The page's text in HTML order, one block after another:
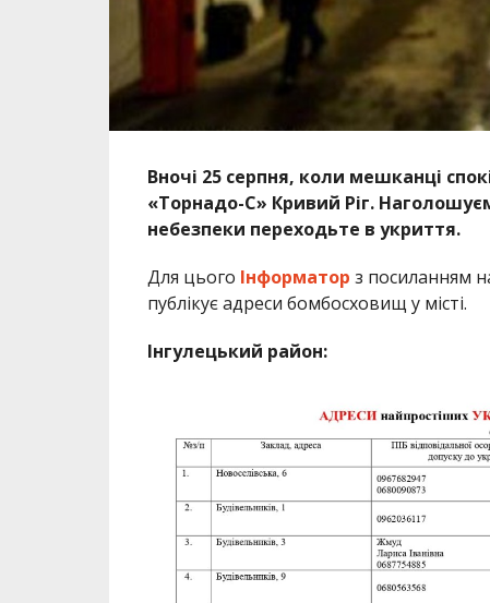
Вночі 25 серпня, коли мешканці
«Торнадо-С» Кривий Ріг.
небезпеки переходьте в укриття.
Для цього Інформатор з посиланням
публікує адреси бомбосховищ у місті.
Інгулецький район: